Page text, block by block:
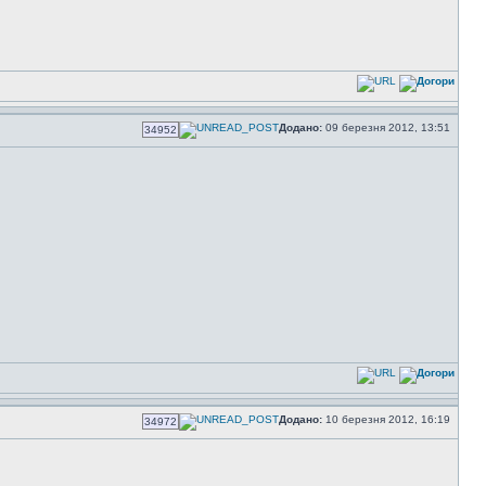
34952 Додано: 09 березня 2012, 13:51
34972 Додано: 10 березня 2012, 16:19